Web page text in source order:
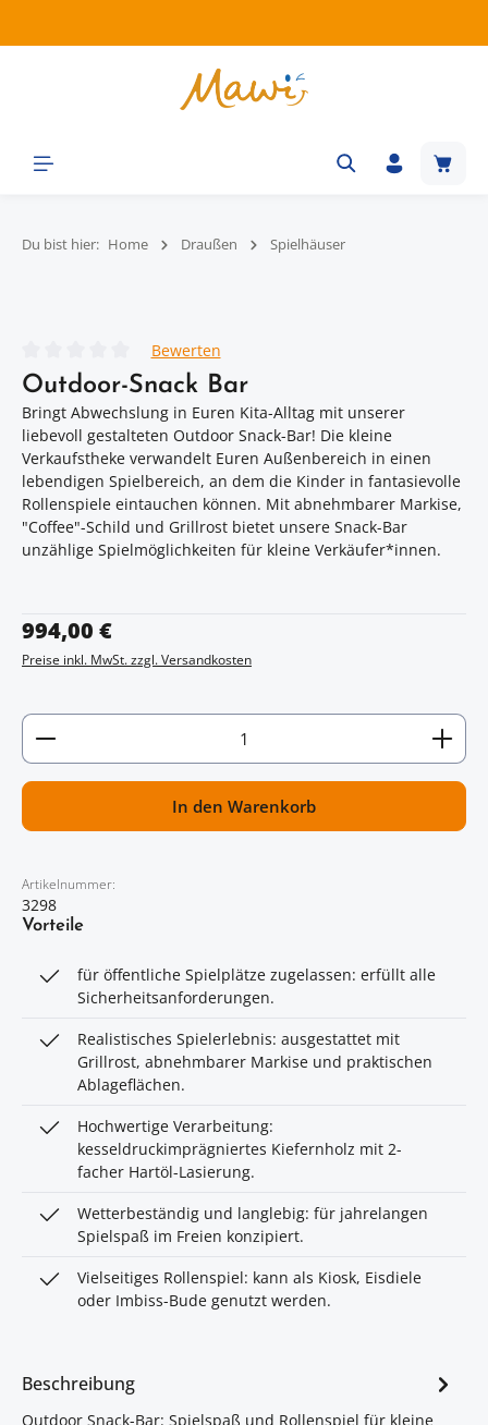
Du bist hier: Home Draußen Spielhäuser
Durchschnittliche Bewertung von 0 von 5 Sternen
Bewerten
Outdoor-Snack Bar
Bringt Abwechslung in Euren Kita-Alltag mit unserer
liebevoll gestalteten Outdoor Snack-Bar! Die kleine
Verkaufstheke verwandelt Euren Außenbereich in einen
lebendigen Spielbereich, an dem die Kinder in fantasievolle
Rollenspiele eintauchen können. Mit abnehmbarer Markise,
"Coffee"-Schild und Grillrost bietet unsere Snack-Bar
unzählige Spielmöglichkeiten für kleine Verkäufer*innen.
Regulärer Preis:
994,00 €
Preise inkl. MwSt. zzgl. Versandkosten
Artikel Anzahl: Gib den gewünschten Wert ein
In den Warenkorb
Artikelnummer:
3298
Vorteile
für öffentliche Spielplätze zugelassen: erfüllt alle
Sicherheitsanforderungen.
Realistisches Spielerlebnis: ausgestattet mit
Grillrost, abnehmbarer Markise und praktischen
Ablageflächen.
Hochwertige Verarbeitung:
kesseldruckimprägniertes Kiefernholz mit 2-
facher Hartöl-Lasierung.
Wetterbeständig und langlebig: für jahrelangen
Spielspaß im Freien konzipiert.
Vielseitiges Rollenspiel: kann als Kiosk, Eisdiele
oder Imbiss-Bude genutzt werden.
Beschreibung
Outdoor Snack-Bar: Spielspaß und Rollenspiel für kleine